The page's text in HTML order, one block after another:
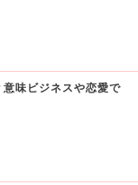
意味ビジネスや恋愛で